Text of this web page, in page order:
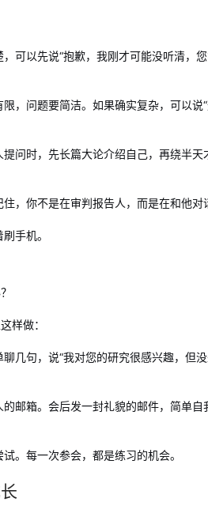
，可以先说“抱歉，我刚才可能没听清，
限，问题要简洁。如果确实复杂，可以说
提问时，先长篇大论介绍自己，再绕半
，你不是在审判报告人，而是在和他对
手机。
样做：
几句，说“我对您的研究很感兴趣，但
邮箱。会后发一封礼貌的邮件，简单自
。每一次参会，都是练习的机会。